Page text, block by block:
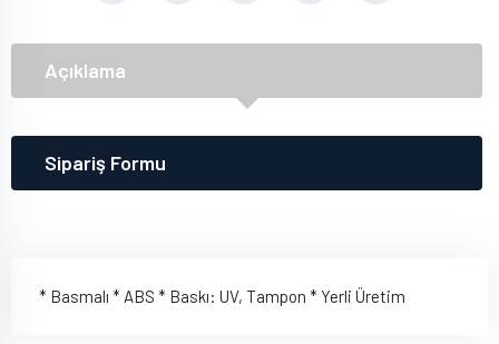
Açıklama
Sipariş Formu
* Basmalı * ABS * Baskı: UV, Tampon * Yerli Üretim